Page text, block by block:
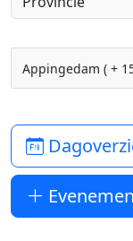
Appingedam ( +